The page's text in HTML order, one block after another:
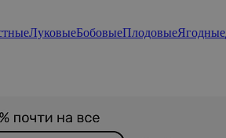
ЛуковыеБобовыеПлодовыеЯгодные